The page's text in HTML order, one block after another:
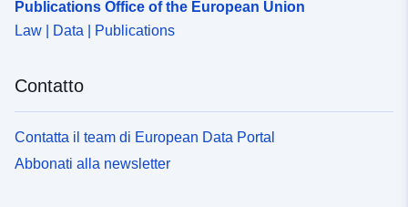
Publications Office of the European Union
Law | Data | Publications
Contatto
Contatta il team di European Data Portal
Abbonati alla newsletter